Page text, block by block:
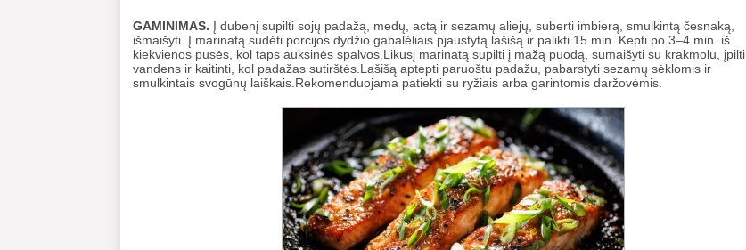
GAMINIMAS. Į dubenį supilti sojų padažą, medų, actą ir sezamų aliejų, suberti imbierą, smulkintą česnaką,
išmaišyti. Į marinatą sudėti porcijos dydžio gabalėliais pjaustytą lašišą ir palikti 15 min. Kepti po 3–4 min. iš
kiekvienos pusės, kol taps auksinės spalvos.Likusį marinatą supilti į mažą puodą, sumaišyti su krakmolu, įpilti
vandens ir kaitinti, kol padažas sutirštės.Lašišą aptepti paruoštu padažu, pabarstyti sezamų sėklomis ir
smulkintais svogūnų laiškais.Rekomenduojama patiekti su ryžiais arba garintomis daržovėmis.